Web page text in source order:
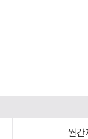
월간